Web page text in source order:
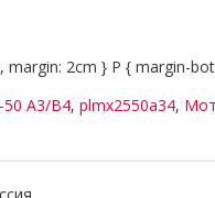
margin: 2cm } P { margin-
50 A3/B4, plmx2550a34,